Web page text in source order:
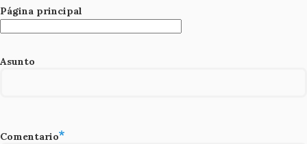
Página principal
Asunto
Comentario